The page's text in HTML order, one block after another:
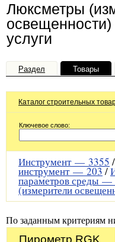
Люксметры
услуги
Раздел Товары
Каталог строительных
Ключевое слово:
Инструмент — 3355 /
инструмент —203/
параметров среды —
(измерители
По заданным критериям
Пирометр RGK